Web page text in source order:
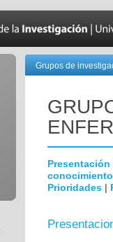
Grupos de
Presentación
conocimiento
Prioridades |